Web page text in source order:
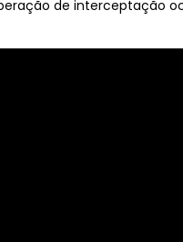
de interceptação